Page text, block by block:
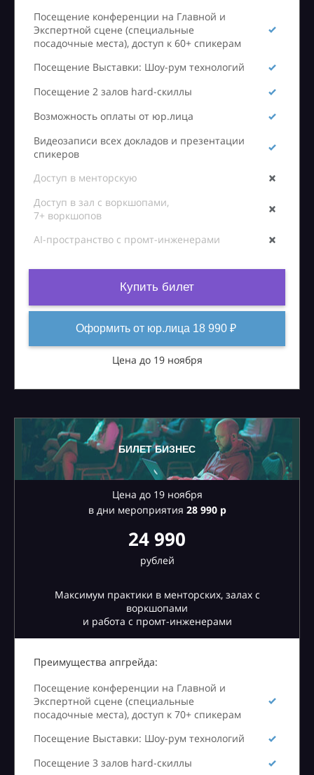
Посещение конференции на Главной и
Экспертной сцене (специальные
посадочные места), доступ к 60+ спикерам
Посещение Выставки: Шоу-рум технологий
Посещение 2 залов hard-скиллы
Возможность оплаты от юр.лица
Видеозаписи всех докладов и презентации
спикеров
Доступ в менторскую
Доступ в зал с воркшопами,
7+ воркшопов
AI-пространство с промт-инженерами
Купить билет
Оформить от юр.лица 18 990 ₽
Цена до 19 ноября
БИЛЕТ БИЗНЕС
Цена до 19 ноября
в дни мероприятия 28990 р
24 990
рублей
Максимум практики в менторских, залах с
воркшопами
и работа с промт-инженерами
Преимущества апгрейда:
Посещение конференции на Главной и
Экспертной сцене (специальные
посадочные места), доступ к 70+ спикерам
Посещение Выставки: Шоу-рум технологий
Посещение 3 залов hard-скиллы